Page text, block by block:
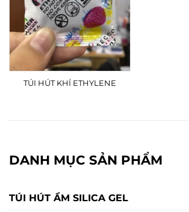
TÚI HÚT KHÍ ETHYLENE
DANH MỤC SẢN PHẨM
TÚI HÚT ẨM SILICA GEL